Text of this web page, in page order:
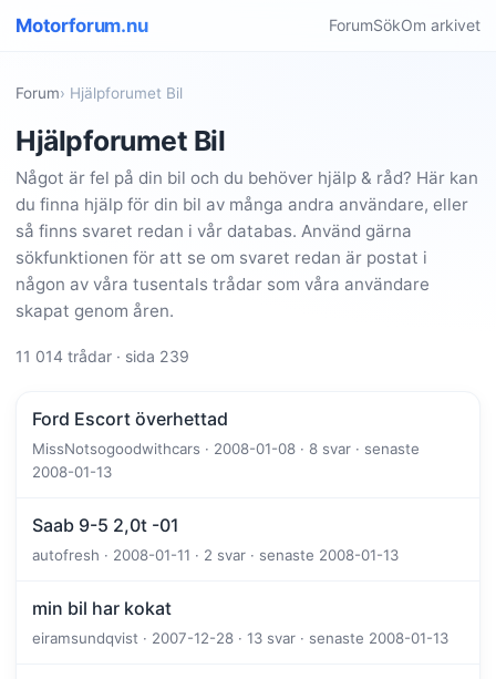
Motorforum.nu ForumSökOm arkivet
Forum› Hjälpforumet Bil
Hjälpforumet Bil
Något är fel på din bil och du behöver hjälp & råd? Här kan
du finna hjälp för din bil av många andra användare, eller
så finns svaret redan i vår databas. Använd gärna
sökfunktionen för att se om svaret redan är postat i
någon av våra tusentals trådar som våra användare
skapat genom åren.
11 014 trådar · sida 239
Ford Escort överhettad
MissNotsogoodwithcars · 2008-01-08 · 8 svar · senaste
2008-01-13
Saab 9-5 2,0t -01
autofresh · 2008-01-11 · 2 svar · senaste 2008-01-13
min bil har kokat
eiramsundqvist · 2007-12-28 · 13 svar · senaste 2008-01-13